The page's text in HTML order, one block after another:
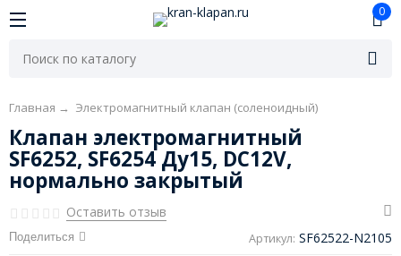
0
Главная → Электромагнитный клапан (соленоидный)
Клапан электромагнитный
SF6252, SF6254 Ду15, DC12V,
нормально закрытый
Оставить отзыв
Поделиться Артикул: SF62522-N2105